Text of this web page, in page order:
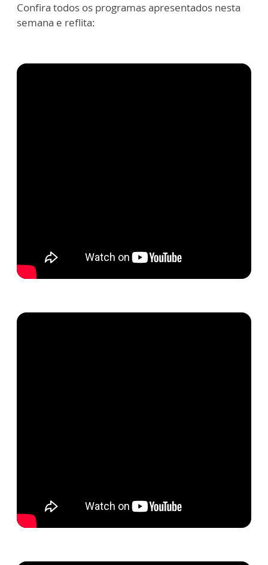
Confira todos os programas apresentados nesta
semana e reflita: